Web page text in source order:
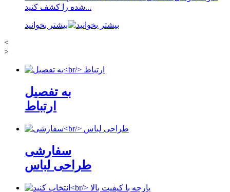
شده را کشف کنید...
بیشتر بخوانید
<
>
به تفصیل
ارتباط
سفارشی
طراحی لباس